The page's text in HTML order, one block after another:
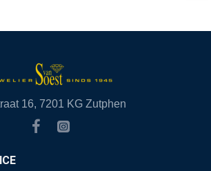
16, 7201 KG Zutphen